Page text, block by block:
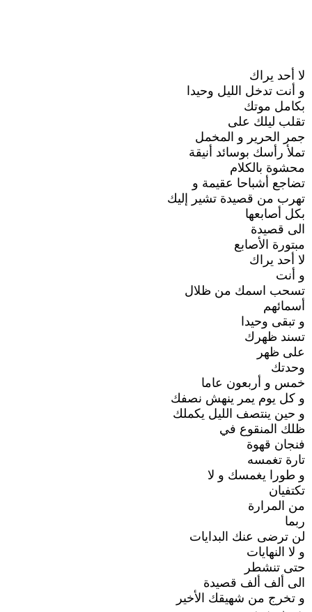
لا أحد يراك
و أنت تدخل الليل وحيدا
بكامل موتك
تقلب ليلك على
جمر الحرير و المخمل
تملأ رأسك بوسائد أنيقة
محشوة بالكلام
تضاجع أشباحا عقيمة و
تهرب من قصيدة تشير إليك
بكل أصابعها
الى قصيدة
مبتورة الأصابع
لا أحد يراك
و أنت
تسحب اسمك من ظلال
أسمائهم
و تبقى وحيدا
تسند ظهرك
على ظهر
وحدتك
خمس و أربعون عاما
و كل يوم يمر ينهش نصفك
و حين ينتصف الليل يكملك
ظلك المنقوع في
فنجان قهوة
تارة تغمسه
و طورا يغمسك و لا
تكتفيان
من المرارة
ربما
لن ترضى عنك البدايات
و لا النهايات
حتى تنشطر
الى ألف ألف قصيدة
و تخرج من شهيقك الأخير